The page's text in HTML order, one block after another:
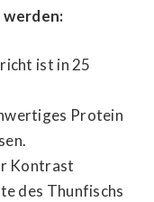
werden:
ist in 25
Protein
Kontrast
des Thunfischs